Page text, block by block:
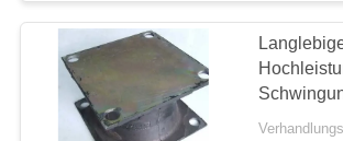
UNS
VERBINDUNG
aus